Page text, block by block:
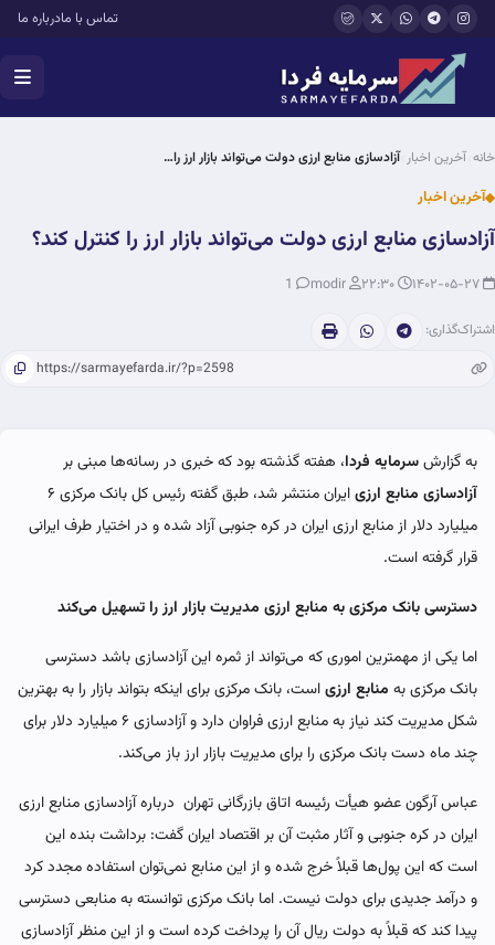
رفتن به محتوای اصلی تماس با مادرباره ما
خانه آخرین اخبار آزادسازی منابع ارزی دولت می‌تواند بازار ارز را…
آخرین اخبار
آزادسازی منابع ارزی دولت می‌تواند بازار ارز را کنترل کند؟
اشتراک‌گذاری:
به گزارشسرمایه فردا، هفته گذشته بود که خبری در رسانه‌ها مبنی بر
آزادسازی منابع ارزی
ایران منتشر شد، طبق گفته رئیس کل بانک مرکزی ۶
میلیارد دلار از منابع ارزی ایران در کره جنوبی آزاد شده و در اختیار طرف ایرانی
قرار گرفته است.
دسترسی بانک مرکزی به منابع ارزی مدیریت بازار ارز را تسهیل می‌کند
اما یکی از مهمترین اموری که می‌تواند از ثمره این آزادسازی باشد دسترسی
بانک مرکزی به منابع ارزیاست، بانک مرکزی برای اینکه بتواند بازار را به بهترین
شکل مدیریت کند نیاز به منابع ارزی فراوان دارد و آزادسازی ۶ میلیارد دلار برای
چند ماه دست بانک مرکزی را برای مدیریت بازار ارز باز می‌کند.
عباس آرگون عضو هیأت رئیسه اتاق بازرگانی تهران درباره آزادسازی منابع ارزی
ایران در کره جنوبی و آثار مثبت آن بر اقتصاد ایران گفت: برداشت بنده این
است که این پول‌ها قبلاً خرج شده و از این منابع نمی‌توان استفاده مجدد کرد
و درآمد جدیدی برای دولت نیست. اما بانک مرکزی توانسته به منابعی دسترسی
پیدا کند که قبلاً به دولت ریال آن را پرداخت کرده است و از این منظر آزادسازی